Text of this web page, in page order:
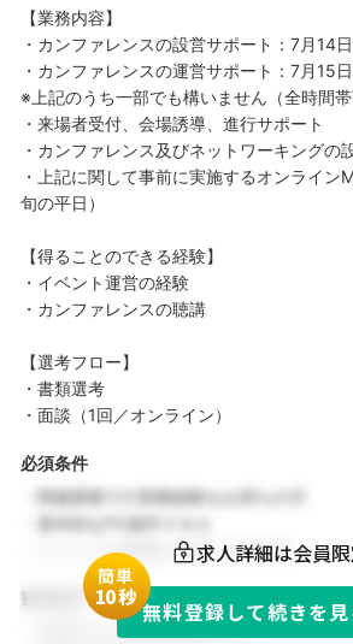
【業務内容】
・カンファレンスの設営サポート：7月14
・カンファレンスの運営サポート：7月15
※上記のうち一部でも構いません（全時間帯
・来場者受付、会場誘導、進行サポート
・カンファレンス及びネットワーキングの
・上記に関して事前に実施するオンライン
旬の平日）
【得ることのできる経験】
・イベント運営の経験
・カンファレンスの聴講
【選考フロー】
・書類選考
・面談（1回／オンライン）
必須条件
・関連業務での実務経験をお持ちの方
・基本的なPC操作スキル
・チームでの協働を大切にできる方
歓迎条件
・同業界での就業経験がある方
求人詳細は会員
簡単
10秒
無料登録して続きを見